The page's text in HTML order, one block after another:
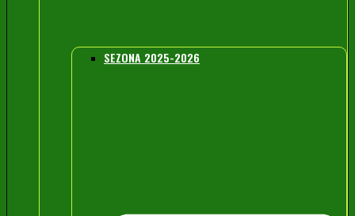
SEZONA 2025-2026